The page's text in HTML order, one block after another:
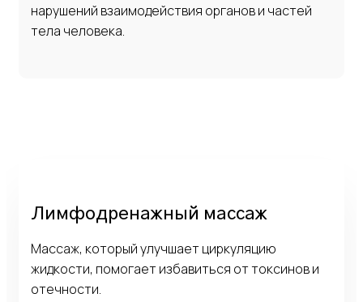
нарушений взаимодействия органов и частей
тела человека.
Лимфодренажный массаж
Массаж, который улучшает циркуляцию
жидкости, помогает избавиться от токсинов и
отечности.